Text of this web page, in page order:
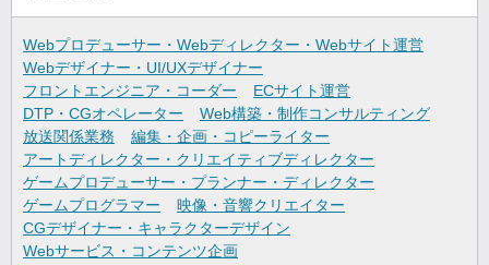
Webプロデューサー・Webディレクター・Webサイト運営
Webデザイナー・UI/UXデザイナー
フロントエンジニア・コーダー
ECサイト運営
DTP・CGオペレーター
Web構築・制作コンサルティング
放送関係業務
編集・企画・コピーライター
アートディレクター・クリエイティブディレクター
ゲームプロデューサー・プランナー・ディレクター
ゲームプログラマー
映像・音響クリエイター
CGデザイナー・キャラクターデザイン
Webサービス・コンテンツ企画